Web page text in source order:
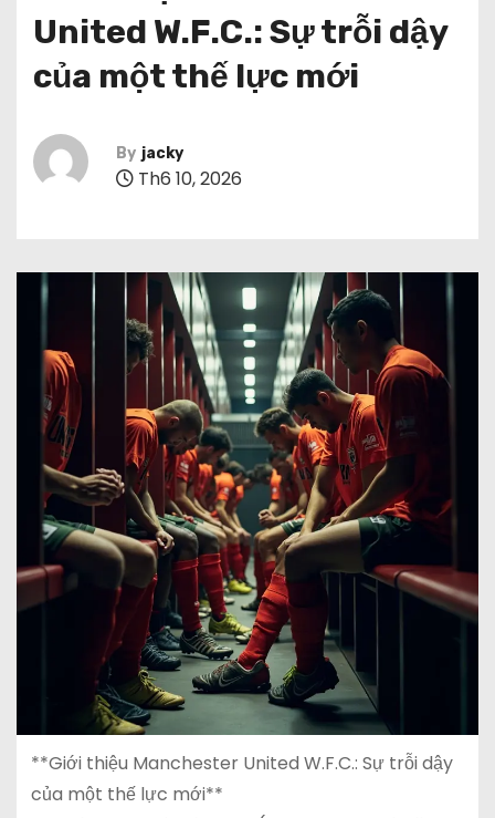
United W.F.C.: Sự trỗi dậy
của một thế lực mới
By jacky
Th6 10, 2026
**Giới thiệu Manchester United W.F.C.: Sự trỗi dậy
của một thế lực mới**